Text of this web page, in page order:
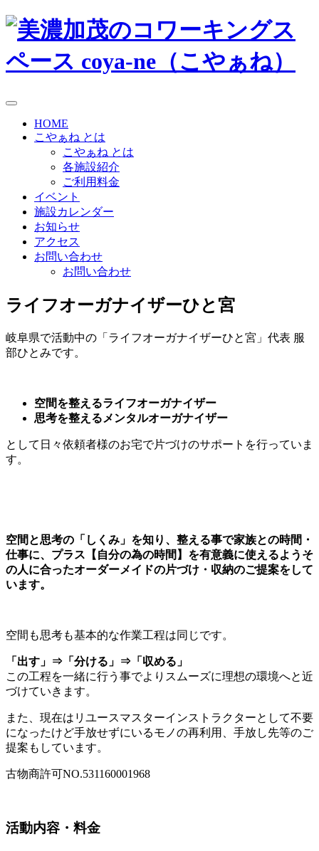
HOME
こやぁね とは
こやぁね とは
各施設紹介
ご利用料金
イベント
施設カレンダー
お知らせ
アクセス
お問い合わせ
お問い合わせ
ライフオーガナイザーひと宮
岐阜県で活動中の「ライフオーガナイザーひと宮」代表 服
部ひとみです。
空間を整えるライフオーガナイザー
思考を整えるメンタルオーガナイザー
として日々依頼者様のお宅で片づけのサポートを行っていま
す。
空間と思考の「しくみ」を知り、整える事で家族との時間・
仕事に、プラス【自分の為の時間】を有意義に使えるようそ
の人に合ったオーダーメイドの片づけ・収納のご提案をして
います。
空間も思考も基本的な作業工程は同じです。
「出す」⇒「分ける」⇒「収める」
この工程を一緒に行う事でよりスムーズに理想の環境へと近
づけていきます。
また、現在はリユースマスターインストラクターとして不要
になったけど手放せずにいるモノの再利用、手放し先等のご
提案もしています。
古物商許可NO.531160001968
活動内容・料金